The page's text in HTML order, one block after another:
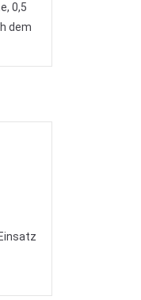
0,5
dem